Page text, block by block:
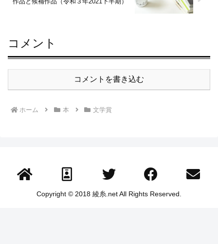
コメント
コメントを書き込む
ホーム 本 文学賞
Copyright © 2018 綾糸.net All Rights Reserved.